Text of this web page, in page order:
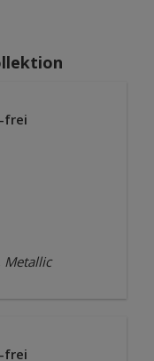
frei
Metallic
frei